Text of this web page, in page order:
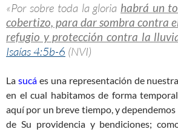
«Por sobre toda la gloria habrá un
cobertizo, para dar sombra contra
refugio y protección contra la
Isaías 4:5b-6 (NVI)
La sucáes una representación de
en el cual habitamos de forma
aquí por un breve tiempo, y
de Su providencia y bendiciones;